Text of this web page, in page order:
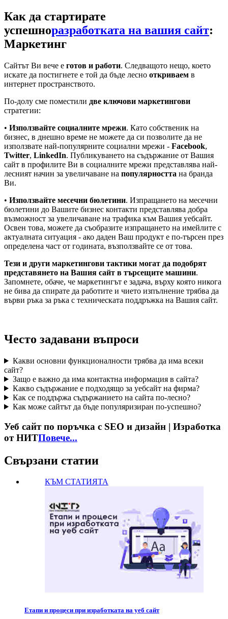
Как да стартирате
успешноразработката на вашия сайт:
Маркетинг
Сайтът Ви вече е готов и работи. Следващото нещо, което
искате да постигнете е той да бъде лесно откриваем в
интернет пространството.
По-долу сме поместили две ключови маркетингови
стратегии:
• Използвайте социалните мрежи. Като собственик на
бизнес, в днешно време не можете да си позволите да не
използвате най-популярните социални мрежи - Facebook,
Twitter, LinkedIn. Публикуването на съдържание от Вашия
сайт в профилите Ви в социалните мрежи представлява най-
лесният начин за увеличаване на популярността на бранда
Ви.
• Използвайте месечни бюлетини. Изпращането на месечни
бюлетини до Вашите бизнес контакти представлява добра
възможност за увеличаване на трафика към Вашия уебсайт.
Освен това, можете да съобразите изпращането на имейлите с
актуалната ситуация - ако даден Ваш продукт е по-търсен през
определена част от годината, възползвайте се от това.
Тези и други маркетингови тактики могат да подобрят
представянето на Вашия сайт в търсещите машини.
Запомнете, обаче, че маркетингът е задача, върху която никога
не бива да спирате да работите и чието изпълнение трябва да
върви ръка за ръка с техническата поддръжка на Вашия сайт.
Често задавани въпроси
Какви основни функционалности трябва да има всеки
сайт?
Защо е важно да има контактна информация в сайта?
Какво съдържание е подходящо за уебсайт на фирма?
Как се поддържа съдържанието на сайта по-лесно?
Как може сайтът да бъде популяризиран по-успешно?
Уеб сайт по поръчка с SEO и дизайн | Изработка
от НИТПовече...
Свързани статии
КЪМ СТАТИЯТА
Етапи и процеси при изработката на уеб сайт